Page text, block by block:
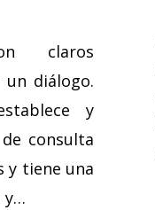
claros
diálogo.
y
consulta
y tiene una
y…